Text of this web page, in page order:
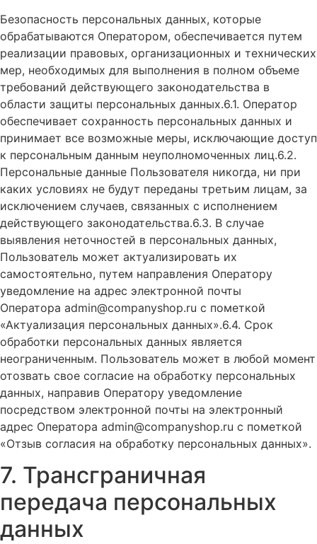
Безопасность персональных данных, которые
обрабатываются Оператором, обеспечивается путем
реализации правовых, организационных и технических
мер, необходимых для выполнения в полном объеме
требований действующего законодательства в
области защиты персональных данных.6.1. Оператор
обеспечивает сохранность персональных данных и
принимает все возможные меры, исключающие доступ
к персональным данным неуполномоченных лиц.6.2.
Персональные данные Пользователя никогда, ни при
каких условиях не будут переданы третьим лицам, за
исключением случаев, связанных с исполнением
действующего законодательства.6.3. В случае
выявления неточностей в персональных данных,
Пользователь может актуализировать их
самостоятельно, путем направления Оператору
уведомление на адрес электронной почты
Оператора admin@companyshop.ru с пометкой
«Актуализация персональных данных».6.4. Срок
обработки персональных данных является
неограниченным. Пользователь может в любой момент
отозвать свое согласие на обработку персональных
данных, направив Оператору уведомление
посредством электронной почты на электронный
адрес Оператора admin@companyshop.ru с пометкой
«Отзыв согласия на обработку персональных данных».
7. Трансграничная
передача персональных
данных